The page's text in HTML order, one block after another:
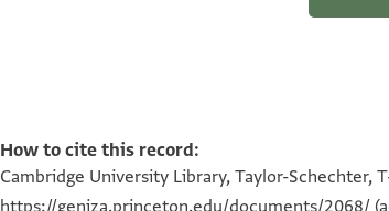
How to cite this record:
Cambridge University Library, Taylor-Schechter,